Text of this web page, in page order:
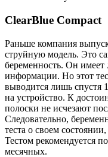
ClearBlue Сompact
Раньше компания
струйную модель. Это
беременность. Он
информации. Но этот
выводится лишь спустя
на устройство. К
полоски не исчезают
Следовательно,
теста о своем
Тестом рекомендуется
месячных.